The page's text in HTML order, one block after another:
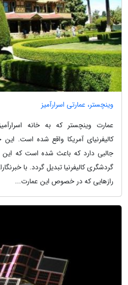
وینچستر، عمارتی اسرارآمیز
عمارت وینچستر که به خانه
کالیفرنیای آمریکا واقع شده است.
جالبی دارد که باعث شده است که این
گردشگری کالیفرنیا تبدیل گردد. با
رازهایی که در خصوص این عمارت...